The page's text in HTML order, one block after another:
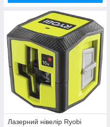
Лазерний нівелір Ryobi